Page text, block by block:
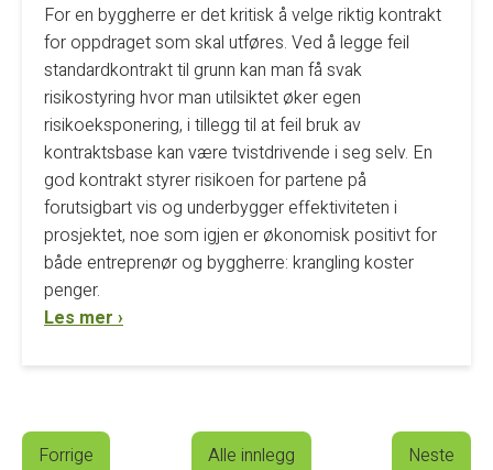
For en byggherre er det kritisk å velge riktig kontrakt
for oppdraget som skal utføres. Ved å legge feil
standardkontrakt til grunn kan man få svak
risikostyring hvor man utilsiktet øker egen
risikoeksponering, i tillegg til at feil bruk av
kontraktsbase kan være tvistdrivende i seg selv. En
god kontrakt styrer risikoen for partene på
forutsigbart vis og underbygger effektiviteten i
prosjektet, noe som igjen er økonomisk positivt for
både entreprenør og byggherre: krangling koster
penger.
Les mer ›
Forrige Alle innlegg Neste